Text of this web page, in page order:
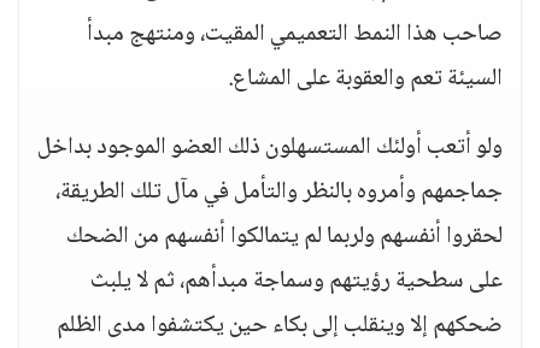
صاحب هذا النمط التعميمي المقيت، ومنتهج مبدأ
السيئة تعم والعقوبة على المشاع.
ولو أتعب أولئك المستسهلون ذلك العضو الموجود بداخل
جماجمهم وأمروه بالنظر والتأمل في مآل تلك الطريقة،
لحقروا أنفسهم ولربما لم يتمالكوا أنفسهم من الضحك
على سطحية رؤيتهم وسماجة مبدأهم، ثم لا يلبث
ضحكهم إلا وينقلب إلى بكاء حين يكتشفوا مدى الظلم